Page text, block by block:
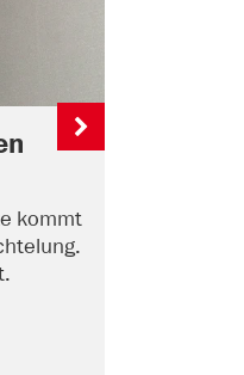
kommt